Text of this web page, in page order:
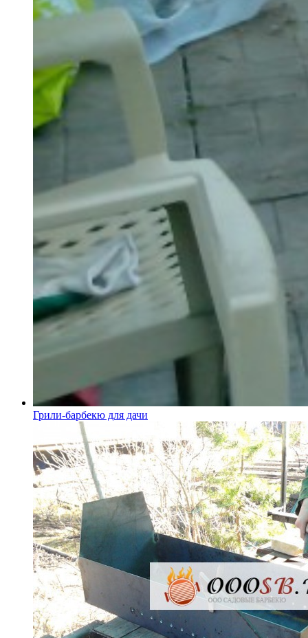
Грили-барбекю для дачи